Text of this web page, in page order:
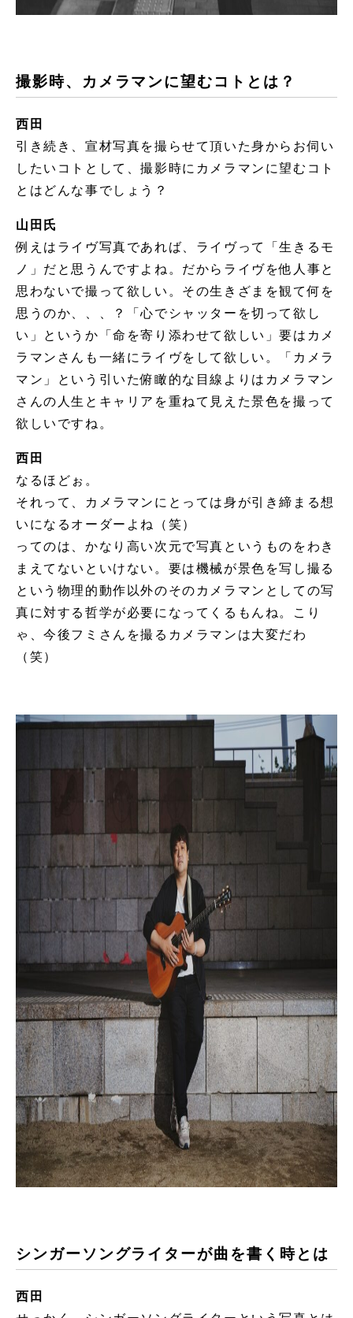
撮影時、カメラマンに望むコトとは？
西田
引き続き、宣材写真を撮らせて頂いた身からお伺い
したいコトとして、撮影時にカメラマンに望むコト
とはどんな事でしょう？
山田氏
例えはライヴ写真であれば、ライヴって「生きるモ
ノ」だと思うんですよね。だからライヴを他人事と
思わないで撮って欲しい。その生きざまを観て何を
思うのか、、、？「心でシャッターを切って欲し
い」というか「命を寄り添わせて欲しい」要はカメ
ラマンさんも一緒にライヴをして欲しい。「カメラ
マン」という引いた俯瞰的な目線よりはカメラマン
さんの人生とキャリアを重ねて見えた景色を撮って
欲しいですね。
西田
なるほどぉ。
それって、カメラマンにとっては身が引き締まる想
いになるオーダーよね（笑）
ってのは、かなり高い次元で写真というものをわき
まえてないといけない。要は機械が景色を写し撮る
という物理的動作以外のそのカメラマンとしての写
真に対する哲学が必要になってくるもんね。こり
ゃ、今後フミさんを撮るカメラマンは大変だわ
（笑）
シンガーソングライターが曲を書く時とは
西田